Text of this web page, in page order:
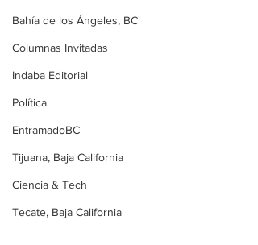
Bahía de los Ángeles, BC
Columnas Invitadas
Indaba Editorial
Política
EntramadoBC
Tijuana, Baja California
Ciencia & Tech
Tecate, Baja California